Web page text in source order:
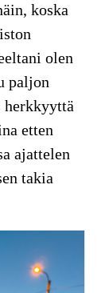
koska
olen
paljon
herkkyyttä
etten
ajattelen
takia